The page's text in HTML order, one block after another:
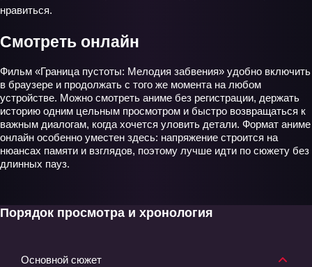
нравиться.
Смотреть онлайн
Фильм «Граница пустоты: Мелодия забвения» удобно включить
в браузере и продолжать с того же момента на любом
устройстве. Можно смотреть аниме без регистрации, держать
историю одним цельным просмотром и быстро возвращаться к
важным диалогам, когда хочется уловить детали. Формат аниме
онлайн особенно уместен здесь: напряжение строится на
нюансах памяти и взглядов, поэтому лучше идти по сюжету без
длинных пауз.
Порядок просмотра и хронология
Основной сюжет